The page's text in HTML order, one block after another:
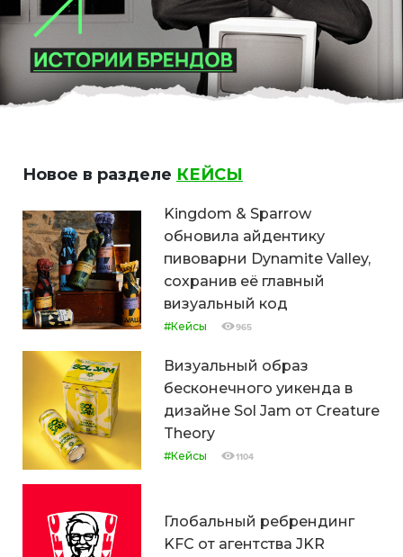
Новое в разделе КЕЙСЫ
Kingdom & Sparrow
обновила айдентику
пивоварни Dynamite Valley,
сохранив её главный
визуальный код
#Кейсы 965
Визуальный образ
бесконечного уикенда в
дизайне Sol Jam от Creature
Theory
#Кейсы 1104
Глобальный ребрендинг
KFC от агентства JKR